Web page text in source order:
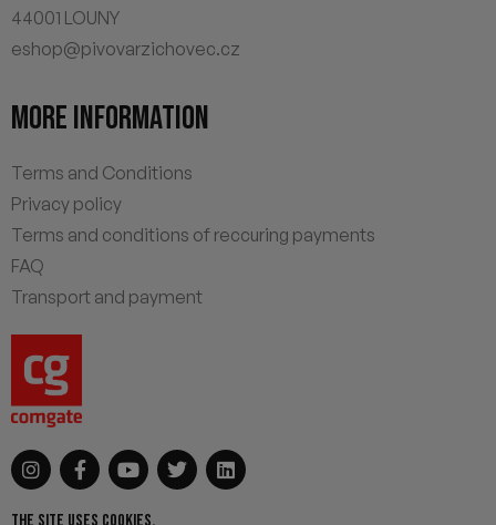
44001 LOUNY
eshop@pivovarzichovec.cz
MORE INFORMATION
Terms and Conditions
Privacy policy
Terms and conditions of reccuring payments
FAQ
Transport and payment